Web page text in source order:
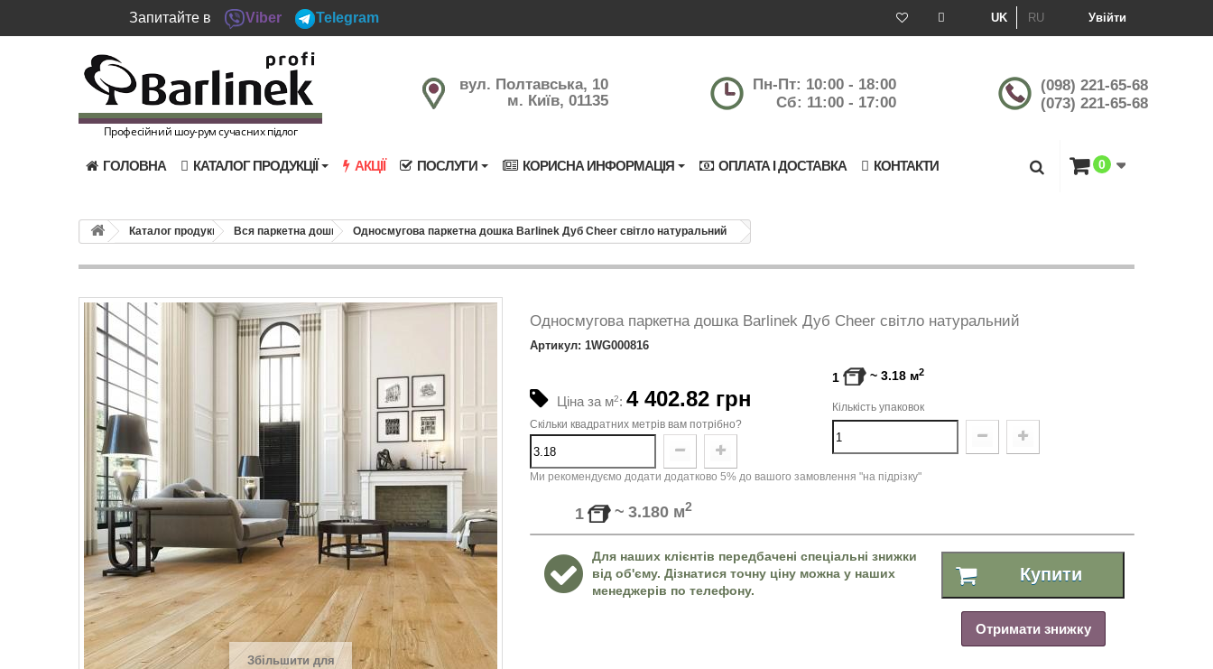
Запитайте в Viber Telegram Увійти
UK RU
Професійний шоу-рум сучасних підлог
вул. Полтавська, 10
м. Київ, 01135
Пн-Пт: 10:00 - 18:00
Сб: 11:00 - 17:00
(098) 221-65-68
(073) 221-65-68
ГОЛОВНА КАТАЛОГ ПРОДУКЦІЇ АКЦІЇ ПОСЛУГИ КОРИСНА ИНФОРМАЦІЯ ОПЛАТА І ДОСТАВКА КОНТАКТИ 0
Каталог продукції Вся паркетна дошка Односмугова паркетна дошка Barlinek Дуб Cheer світло натуральний
Збільшити для
Односмугова паркетна дошка Barlinek Дуб Cheer світло натуральний
Артикул: 1WG000816
Ціна за м2: 4 402.82 грн
1 ~ 3.18 м2
Кількість упаковок
Скільки квадратних метрів вам потрібно?
Ми рекомендуємо додати додатково 5% до вашого замовлення "на підрізку"
1 ~ 3.180 м2
Для наших клієнтів передбачені спеціальні знижки
від об'єму. Дізнатися точну ціну можна у наших
менеджерів по телефону.
Купити
Отримати знижку